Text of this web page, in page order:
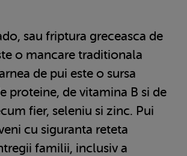
sau friptura greceasca de
o mancare traditionala
de pui este o sursa
proteine, de vitamina B si de
fier, seleniu si zinc. Pui
cu siguranta reteta
familii, inclusiv a